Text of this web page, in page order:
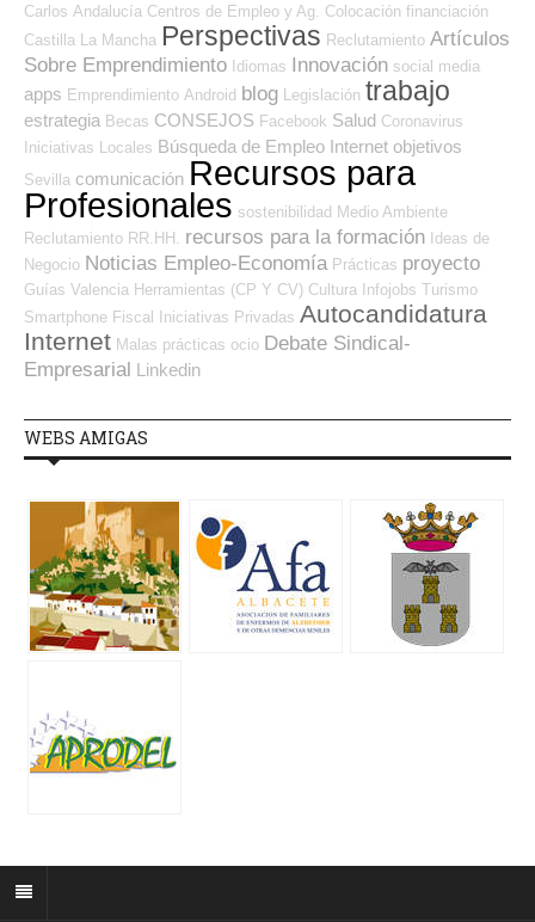
Carlos Andalucía Centros de Empleo y Ag. Colocación financiación
Castilla La Mancha Perspectivas Reclutamiento Artículos
Sobre Emprendimiento Idiomas Innovación social media
apps Emprendimiento Android blog Legislación trabajo
estrategia Becas CONSEJOS Facebook Salud Coronavirus
Iniciativas Locales Búsqueda de Empleo Internet objetivos
Sevilla comunicación Recursos para
Profesionales sostenibilidad Medio Ambiente
Reclutamiento RR.HH. recursos para la formación Ideas de
Negocio Noticias Empleo-Economía Prácticas proyecto
Guías Valencia Herramientas (CP Y CV) Cultura Infojobs Turismo
Smartphone Fiscal Iniciativas Privadas Autocandidatura
Internet Malas prácticas ocio Debate Sindical-
Empresarial Linkedin
WEBS AMIGAS